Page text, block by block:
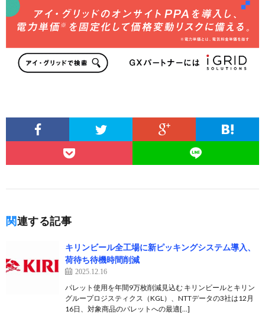
関連する記事
キリンビール全工場に新ピッキングシステム導入、
荷待ち待機時間削減
2025.12.16
パレット使用を年間9万枚削減見込む キリンビールとキリン
グループロジスティクス（KGL）、NTTデータの3社は12月
16日、対象商品のパレットへの最適[…]